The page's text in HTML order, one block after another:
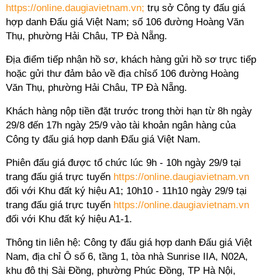
https://online.daugiavietnam.vn; trụ sở Công ty đấu giá
hợp danh Đấu giá Việt Nam; số 106 đường Hoàng Văn
Thụ, phường Hải Châu, TP Đà Nẵng.
Địa điểm tiếp nhận hồ sơ, khách hàng gửi hồ sơ trực tiếp
hoặc gửi thư đảm bảo về địa chỉsố 106 đường Hoàng
Văn Thụ, phường Hải Châu, TP Đà Nẵng.
Khách hàng nộp tiền đặt trước trong thời hạn từ 8h ngày
29/8 đến 17h ngày 25/9 vào tài khoản ngân hàng của
Công ty đấu giá hợp danh Đấu giá Việt Nam.
Phiên đấu giá được tổ chức lúc 9h - 10h ngày 29/9 tại
trang đấu giá trực tuyến https://online.daugiavietnam.vn
đối với Khu đất ký hiệu A1; 10h10 - 11h10 ngày 29/9 tại
trang đấu giá trực tuyến https://online.daugiavietnam.vn
đối với Khu đất ký hiệu A1-1.
Thông tin liên hệ: Công ty đấu giá hợp danh Đấu giá Việt
Nam, địa chỉ Ô số 6, tầng 1, tòa nhà Sunrise IIA, N02A,
khu đô thị Sài Đồng, phường Phúc Đồng, TP Hà Nội,